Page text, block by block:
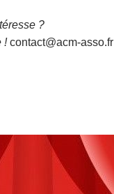
?
! contact@acm-asso.fr